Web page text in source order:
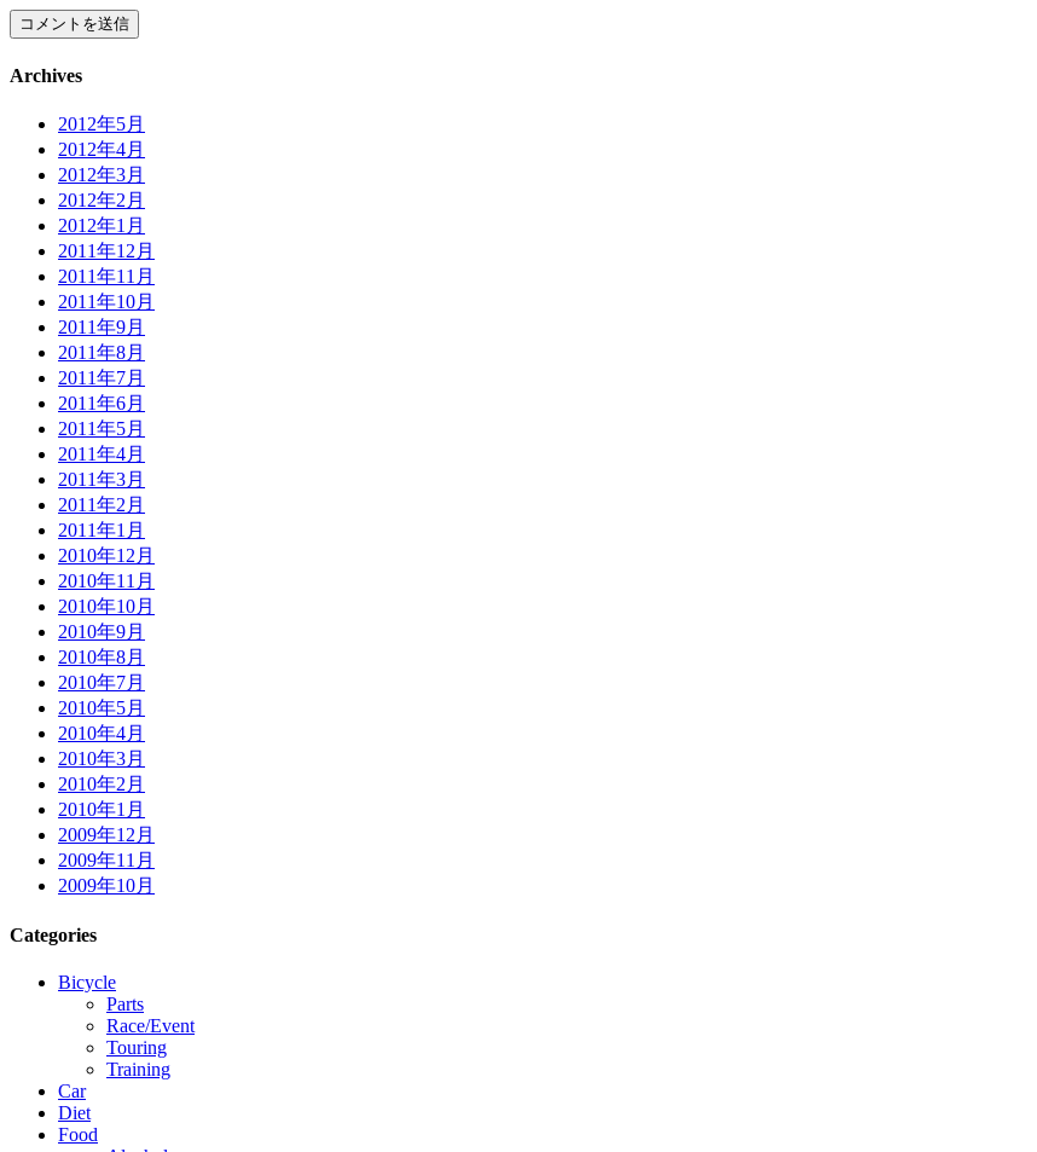
Archives
2012年5月
2012年4月
2012年3月
2012年2月
2012年1月
2011年12月
2011年11月
2011年10月
2011年9月
2011年8月
2011年7月
2011年6月
2011年5月
2011年4月
2011年3月
2011年2月
2011年1月
2010年12月
2010年11月
2010年10月
2010年9月
2010年8月
2010年7月
2010年5月
2010年4月
2010年3月
2010年2月
2010年1月
2009年12月
2009年11月
2009年10月
Categories
Bicycle
Parts
Race/Event
Touring
Training
Car
Diet
Food